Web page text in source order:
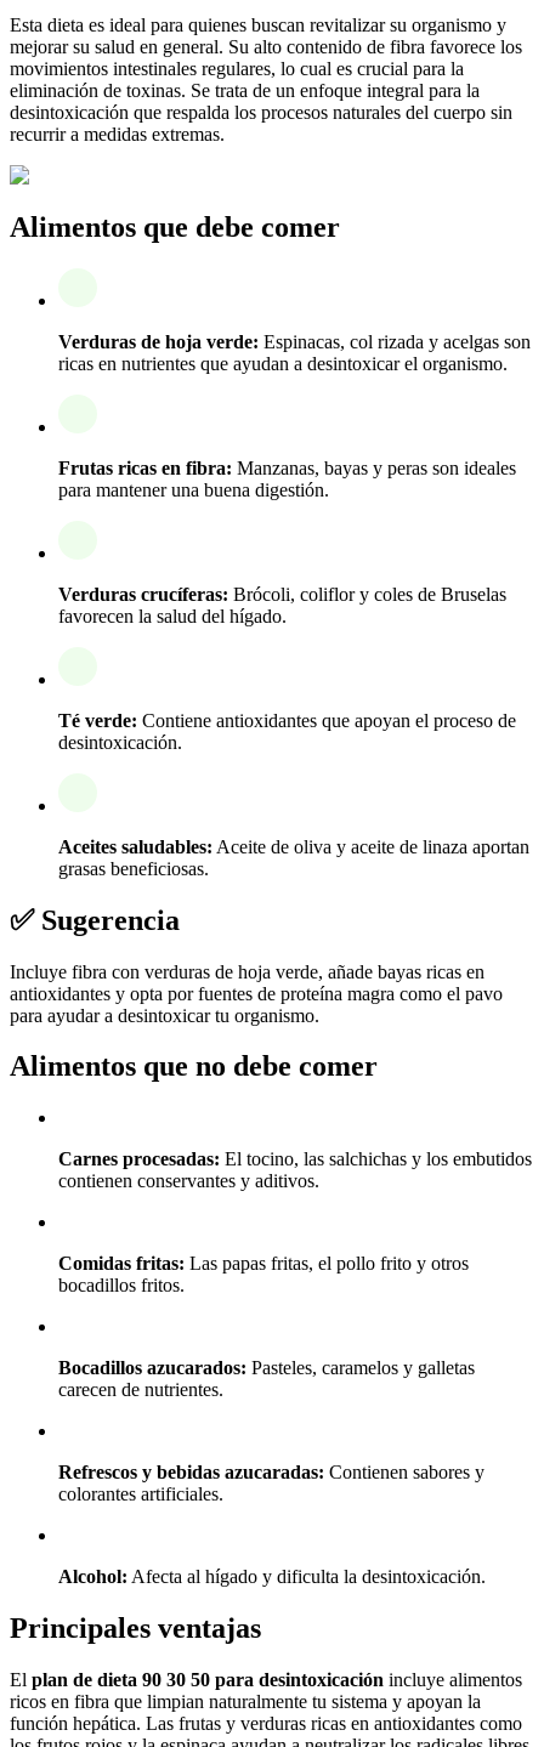
Esta dieta es ideal para quienes buscan revitalizar su organismo y
mejorar su salud en general. Su alto contenido de fibra favorece los
movimientos intestinales regulares, lo cual es crucial para la
eliminación de toxinas. Se trata de un enfoque integral para la
desintoxicación que respalda los procesos naturales del cuerpo sin
recurrir a medidas extremas.
Alimentos que debe comer
Verduras de hoja verde: Espinacas, col rizada y acelgas son
ricas en nutrientes que ayudan a desintoxicar el organismo.
Frutas ricas en fibra: Manzanas, bayas y peras son ideales
para mantener una buena digestión.
Verduras crucíferas: Brócoli, coliflor y coles de Bruselas
favorecen la salud del hígado.
Té verde: Contiene antioxidantes que apoyan el proceso de
desintoxicación.
Aceites saludables: Aceite de oliva y aceite de linaza aportan
grasas beneficiosas.
✅ Sugerencia
Incluye fibra con verduras de hoja verde, añade bayas ricas en
antioxidantes y opta por fuentes de proteína magra como el pavo
para ayudar a desintoxicar tu organismo.
Alimentos que no debe comer
Carnes procesadas: El tocino, las salchichas y los embutidos
contienen conservantes y aditivos.
Comidas fritas: Las papas fritas, el pollo frito y otros
bocadillos fritos.
Bocadillos azucarados: Pasteles, caramelos y galletas
carecen de nutrientes.
Refrescos y bebidas azucaradas: Contienen sabores y
colorantes artificiales.
Alcohol: Afecta al hígado y dificulta la desintoxicación.
Principales ventajas
El plan de dieta 90 30 50 para desintoxicación incluye alimentos
ricos en fibra que limpian naturalmente tu sistema y apoyan la
función hepática. Las frutas y verduras ricas en antioxidantes como